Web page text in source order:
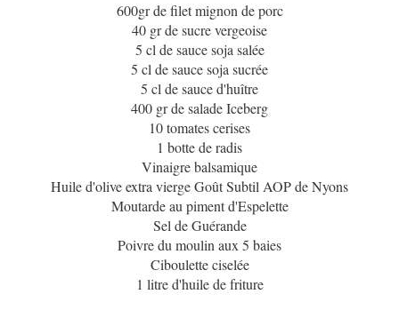
600gr de filet mignon de porc
40 gr de sucre vergeoise
5 cl de sauce soja salée
5 cl de sauce soja sucrée
5 cl de sauce d'huître
400 gr de salade Iceberg
10 tomates cerises
1 botte de radis
Vinaigre balsamique
Huile d'olive extra vierge Goût Subtil AOP de Nyons
Moutarde au piment d'Espelette
Sel de Guérande
Poivre du moulin aux 5 baies
Ciboulette ciselée
1 litre d'huile de friture